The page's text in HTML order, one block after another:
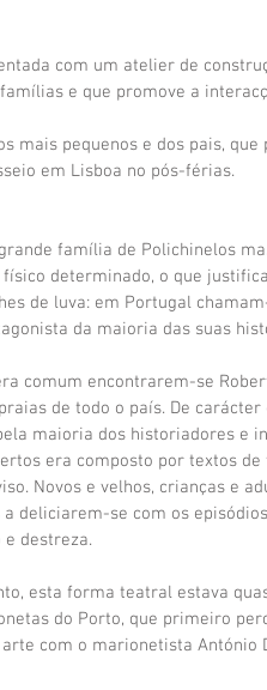
com um atelier de
e que promove a
mais pequenos e dos pais,
em Lisboa no pós-férias.
família de Polichinelos
determinado, o que
de luva: em Portugal
da maioria das suas
comum encontrarem-se
de todo o país. De
maioria dos historiadores e
era composto por textos
Novos e velhos, crianças e
deliciarem-se com os
destreza.
esta forma teatral estava
do Porto, que primeiro
com o marionetista